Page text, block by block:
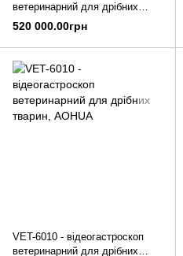
ветеринарний для дрібних
тварин, AOHUA
520 000.00грн
VET-6010 - відеогастроскоп
ветеринарний для дрібних